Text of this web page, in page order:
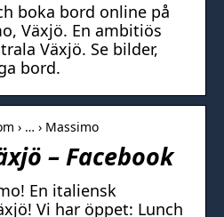
boka bord online på
Växjö. En ambitiös
Växjö. Se bilder,
bord.
› … › Massimo
– Facebook
En italiensk
Vi har öppet: Lunch